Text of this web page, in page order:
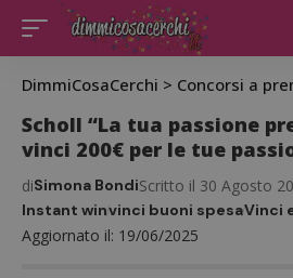
DimmiCosaCerchi > Concorsi a
Scholl “La tua passione
vinci 200€ per le tue
Aggiornato il: 19/06/2025
diSimona BondiScritto il 30 Agosto
Instant winvinci buoni spesaVinci